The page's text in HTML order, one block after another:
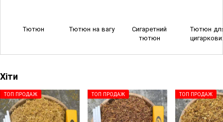
Тютюн Тютюн на вагу
Сигаретний
тютюн
Тютюн
Хіти
ТОП ПРОДАЖ ТОП ПРОДАЖ ТОП ПРОДАЖ